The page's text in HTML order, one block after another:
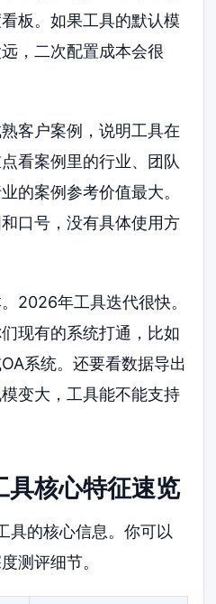
板。如果工具的默认模
，二次配置成本会很
客户案例，说明工具在
看案例里的行业、团队
的案例参考价值最大。
口号，没有具体使用方
2026年工具迭代很快。
现有的系统打通，比如
系统。还要看数据导出
变大，工具能不能支持
具核心特征速览
具的核心信息。你可以
测评细节。